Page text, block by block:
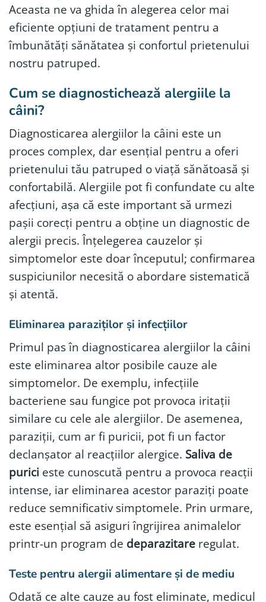
Aceasta ne va ghida în alegerea celor mai
eficiente opțiuni de tratament pentru a
îmbunătăți sănătatea și confortul prietenului
nostru patruped.
Cum se diagnostichează alergiile la
câini?
Diagnosticarea alergiilor la câini este un
proces complex, dar esențial pentru a oferi
prietenului tău patruped o viață sănătoasă și
confortabilă. Alergiile pot fi confundate cu alte
afecțiuni, așa că este important să urmezi
pașii corecți pentru a obține un diagnostic de
alergii precis. Înțelegerea cauzelor și
simptomelor este doar începutul; confirmarea
suspiciunilor necesită o abordare sistematică
și atentă.
Eliminarea paraziților și infecțiilor
Primul pas în diagnosticarea alergiilor la câini
este eliminarea altor posibile cauze ale
simptomelor. De exemplu, infecțiile
bacteriene sau fungice pot provoca iritații
similare cu cele ale alergiilor. De asemenea,
paraziții, cum ar fi puricii, pot fi un factor
declanșator al reacțiilor alergice. Saliva de
purici este cunoscută pentru a provoca reacții
intense, iar eliminarea acestor paraziți poate
reduce semnificativ simptomele. Prin urmare,
este esențial să asiguri îngrijirea animalelor
printr-un program de deparazitare regulat.
Teste pentru alergii alimentare și de mediu
Odată ce alte cauze au fost eliminate, medicul